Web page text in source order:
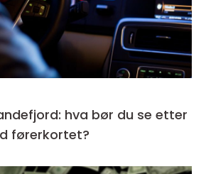
hva bør du se etter
førerkortet?